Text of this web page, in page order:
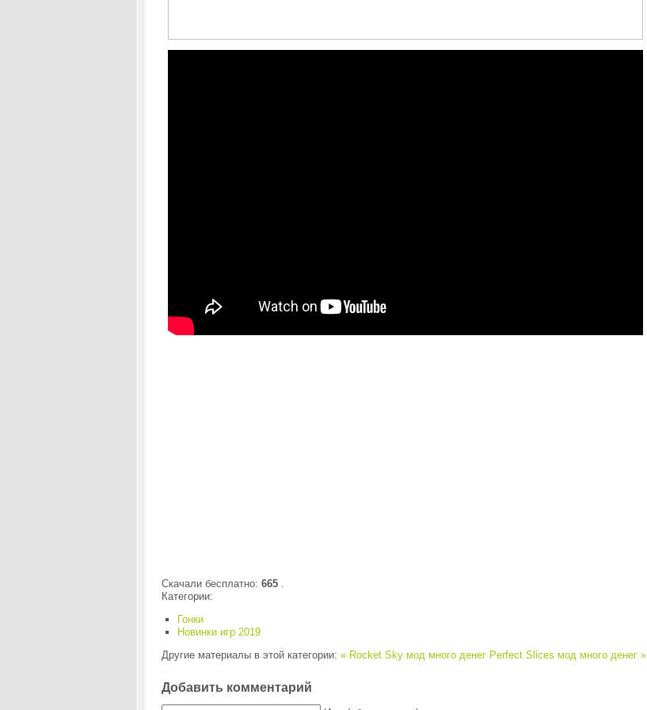
Скачали бесплатно: 665.
Категории:
Гонки
Новинки игр 2019
Другие материалы в этой категории: « Rocket Sky мод много денег Perfect Slices мод много денег »
Добавить комментарий